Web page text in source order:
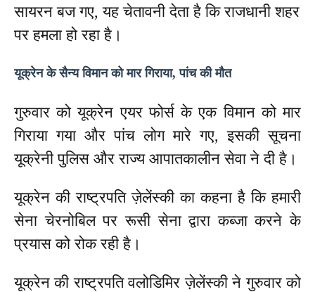
सायरन बज गए, यह चेतावनी देता है कि राजधानी शहर
पर हमला हो रहा है।
यूक्रेन के सैन्य विमान को मार गिराया, पांच की मौत
गुरुवार को यूक्रेन एयर फोर्स के एक विमान को मार
गिराया गया और पांच लोग मारे गए, इसकी सूचना
यूक्रेनी पुलिस और राज्य आपातकालीन सेवा ने दी है।
यूक्रेन की राष्ट्रपति ज़ेलेंस्की का कहना है कि हमारी
सेना चेरनोबिल पर रूसी सेना द्वारा कब्जा करने के
प्रयास को रोक रही है।
यूक्रेन की राष्ट्रपति वलोडिमिर ज़ेलेंस्की ने गुरुवार को